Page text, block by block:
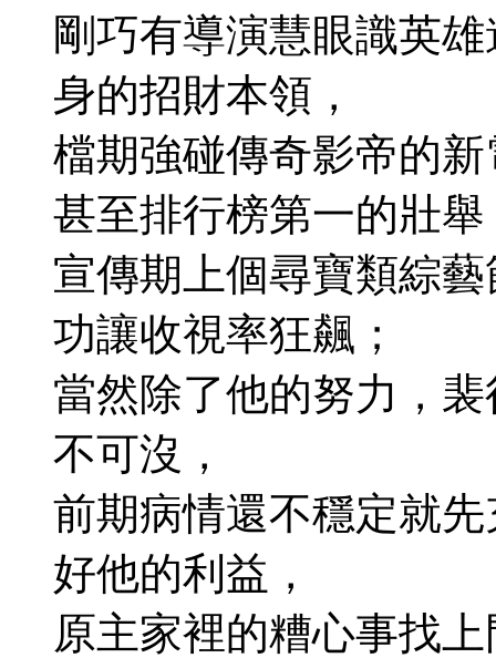
剛巧有導演慧眼識英
身的招財本領，
檔期強碰傳奇影帝的
甚至排行榜第一的壯舉
宣傳期上個尋寶類綜
功讓收視率狂飆；
當然除了他的努力，
不可沒，
前期病情還不穩定就
好他的利益，
原主家裡的糟心事找